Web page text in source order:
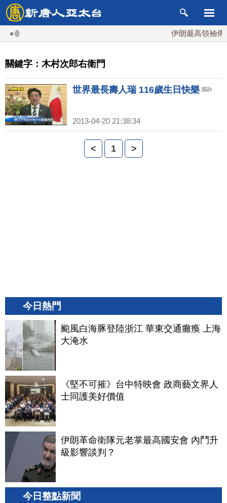
伊朗最高領袖傳
關鍵字：木村次郎右衛門
世界最長壽人瑞 116歲生日快樂
2013-04-20 21:38:34
< 1 >
今日熱門
颱風白海豚登陸浙江 華東交通癱瘓 上海
大淹水
《堅不可摧》台中特映會 政商藝文界人
士同護美好價值
伊朗革命衛隊元老掌最高國安會 內鬥升
級影響談判？
今日整點新聞